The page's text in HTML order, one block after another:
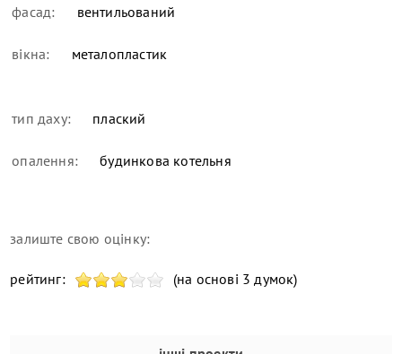
фасад: вентильований
вікна: металопластик
тип даху: плаский
опалення: будинкова котельня
залиште свою оцінку:
рейтинг: (на основі 3 думок)